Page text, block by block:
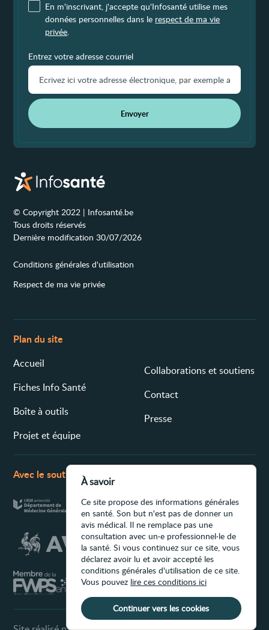
En m'inscrivant, j'accepte qu'Infosanté utilise mes
données personnelles dans le respect de ma vie
privée.
Entrez votre adresse courriel
Envoyer
© Copyright 2022 | Infosanté.be
Tous droits réservés
Dernière modification 30/07/2026
Conditions générales d'utilisation
Respect de ma vie privée
Plan du site
Accueil
Fiches Info Santé
Boîte à outils
Projet et équipe
Collaborations et soutiens
Contact
Presse
Avec le soutien de
À savoir
Ce site propose des informations générales
en santé. Son but n'est pas de donner un
avis médical. Il ne remplace pas une
consultation avec un·e professionnel·le de
la santé. Si vous continuez sur ce site, vous
déclarez avoir lu et avoir accepté les
conditions générales d'utilisation de ce site.
Vous pouvez lire ces conditions ici
Continuer vers les cookies